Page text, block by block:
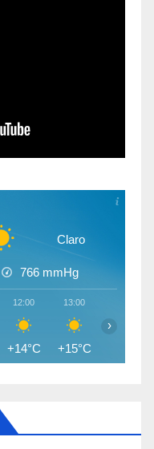
Claro
766 mmHg
12:00
+14°C
13:00
+15°C
›